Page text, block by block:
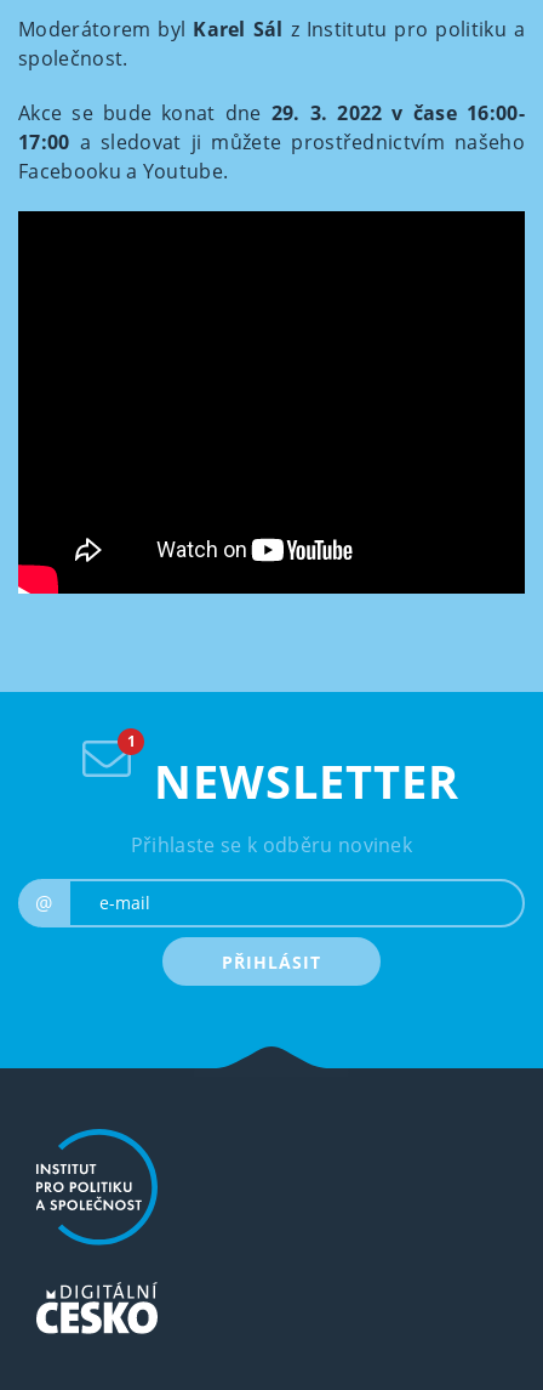
Moderátorem byl Karel Sál z Institutu pro politiku a
společnost.
Akce se bude konat dne 29. 3. 2022 v čase 16:00-
17:00 a sledovat ji můžete prostřednictvím našeho
Facebooku a Youtube.
NEWSLETTER
Přihlaste se k odběru novinek
@
PŘIHLÁSIT